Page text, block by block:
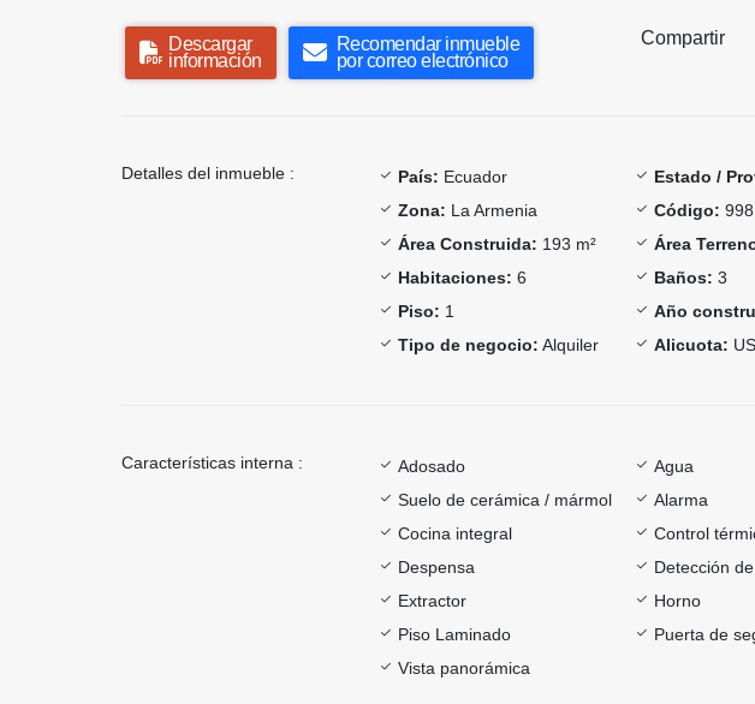
Descargar
información
Recomendar inmueble
por correo electrónico
Compartir
Detalles del inmueble : País: Ecuador Estado /
Zona: La Armenia Código:
Área Construida: 193 m² Área
Habitaciones: 6 Baños: 3
Piso: 1 Año
Tipo de negocio: Alquiler Alicuota:
Características interna : Adosado Agua
Suelo de cerámica / mármol
Alarma
Cocina integral
Control
Despensa
Detección
Extractor
Horno
Piso Laminado
Puerta de
Vista panorámica